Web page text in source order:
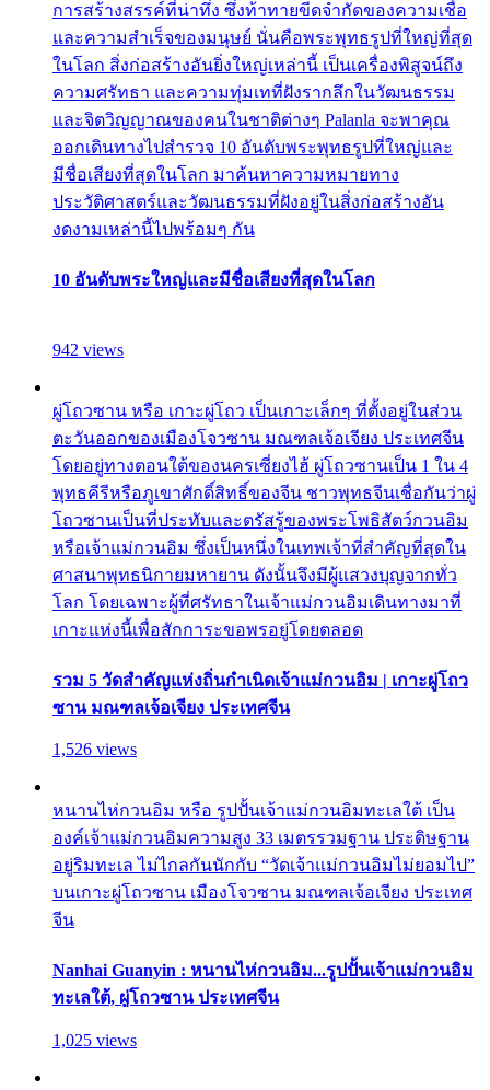
การสร้างสรรค์ที่น่าทึ่ง ซึ่งท้าทายขีดจำกัดของความเชื่อ
และความสำเร็จของมนุษย์ นั่นคือพระพุทธรูปที่ใหญ่ที่สุด
ในโลก สิ่งก่อสร้างอันยิ่งใหญ่เหล่านี้ เป็นเครื่องพิสูจน์ถึง
ความศรัทธา และความทุ่มเทที่ฝังรากลึกในวัฒนธรรม
และจิตวิญญาณของคนในชาติต่างๆ Palanla จะพาคุณ
ออกเดินทางไปสำรวจ 10 อันดับพระพุทธรูปที่ใหญ่และ
มีชื่อเสียงที่สุดในโลก มาค้นหาความหมายทาง
ประวัติศาสตร์และวัฒนธรรมที่ฝังอยู่ในสิ่งก่อสร้างอัน
งดงามเหล่านี้ไปพร้อมๆ กัน
10 อันดับพระใหญ่และมีชื่อเสียงที่สุดในโลก
942 views
ผู่โถวซาน หรือ เกาะผู่โถว เป็นเกาะเล็กๆ ที่ตั้งอยู่ในส่วน
ตะวันออกของเมืองโจวซาน มณฑลเจ้อเจียง ประเทศจีน
โดยอยู่ทางตอนใต้ของนครเซี่ยงไฮ้ ผู่โถวซานเป็น 1 ใน 4
พุทธคีรีหรือภูเขาศักดิ์สิทธิ์ของจีน ชาวพุทธจีนเชื่อกันว่าผู่
โถวซานเป็นที่ประทับและตรัสรู้ของพระโพธิสัตว์กวนอิม
หรือเจ้าแม่กวนอิม ซึ่งเป็นหนึ่งในเทพเจ้าที่สำคัญที่สุดใน
ศาสนาพุทธนิกายมหายาน ดังนั้นจึงมีผู้แสวงบุญจากทั่ว
โลก โดยเฉพาะผู้ที่ศรัทธาในเจ้าแม่กวนอิมเดินทางมาที่
เกาะแห่งนี้เพื่อสักการะขอพรอยู่โดยตลอด
รวม 5 วัดสำคัญแห่งถิ่นกำเนิดเจ้าแม่กวนอิม | เกาะผู่โถว
ซาน มณฑลเจ้อเจียง ประเทศจีน
1,526 views
หนานไห่กวนอิม หรือ รูปปั้นเจ้าแม่กวนอิมทะเลใต้ เป็น
องค์เจ้าแม่กวนอิมความสูง 33 เมตรรวมฐาน ประดิษฐาน
อยู่ริมทะเล ไม่ไกลกันนักกับ “วัดเจ้าแม่กวนอิมไม่ยอมไป”
บนเกาะผู่โถวซาน เมืองโจวซาน มณฑลเจ้อเจียง ประเทศ
จีน
Nanhai Guanyin : หนานไห่กวนอิม...รูปปั้นเจ้าแม่กวนอิม
ทะเลใต้, ผู่โถวซาน ประเทศจีน
1,025 views